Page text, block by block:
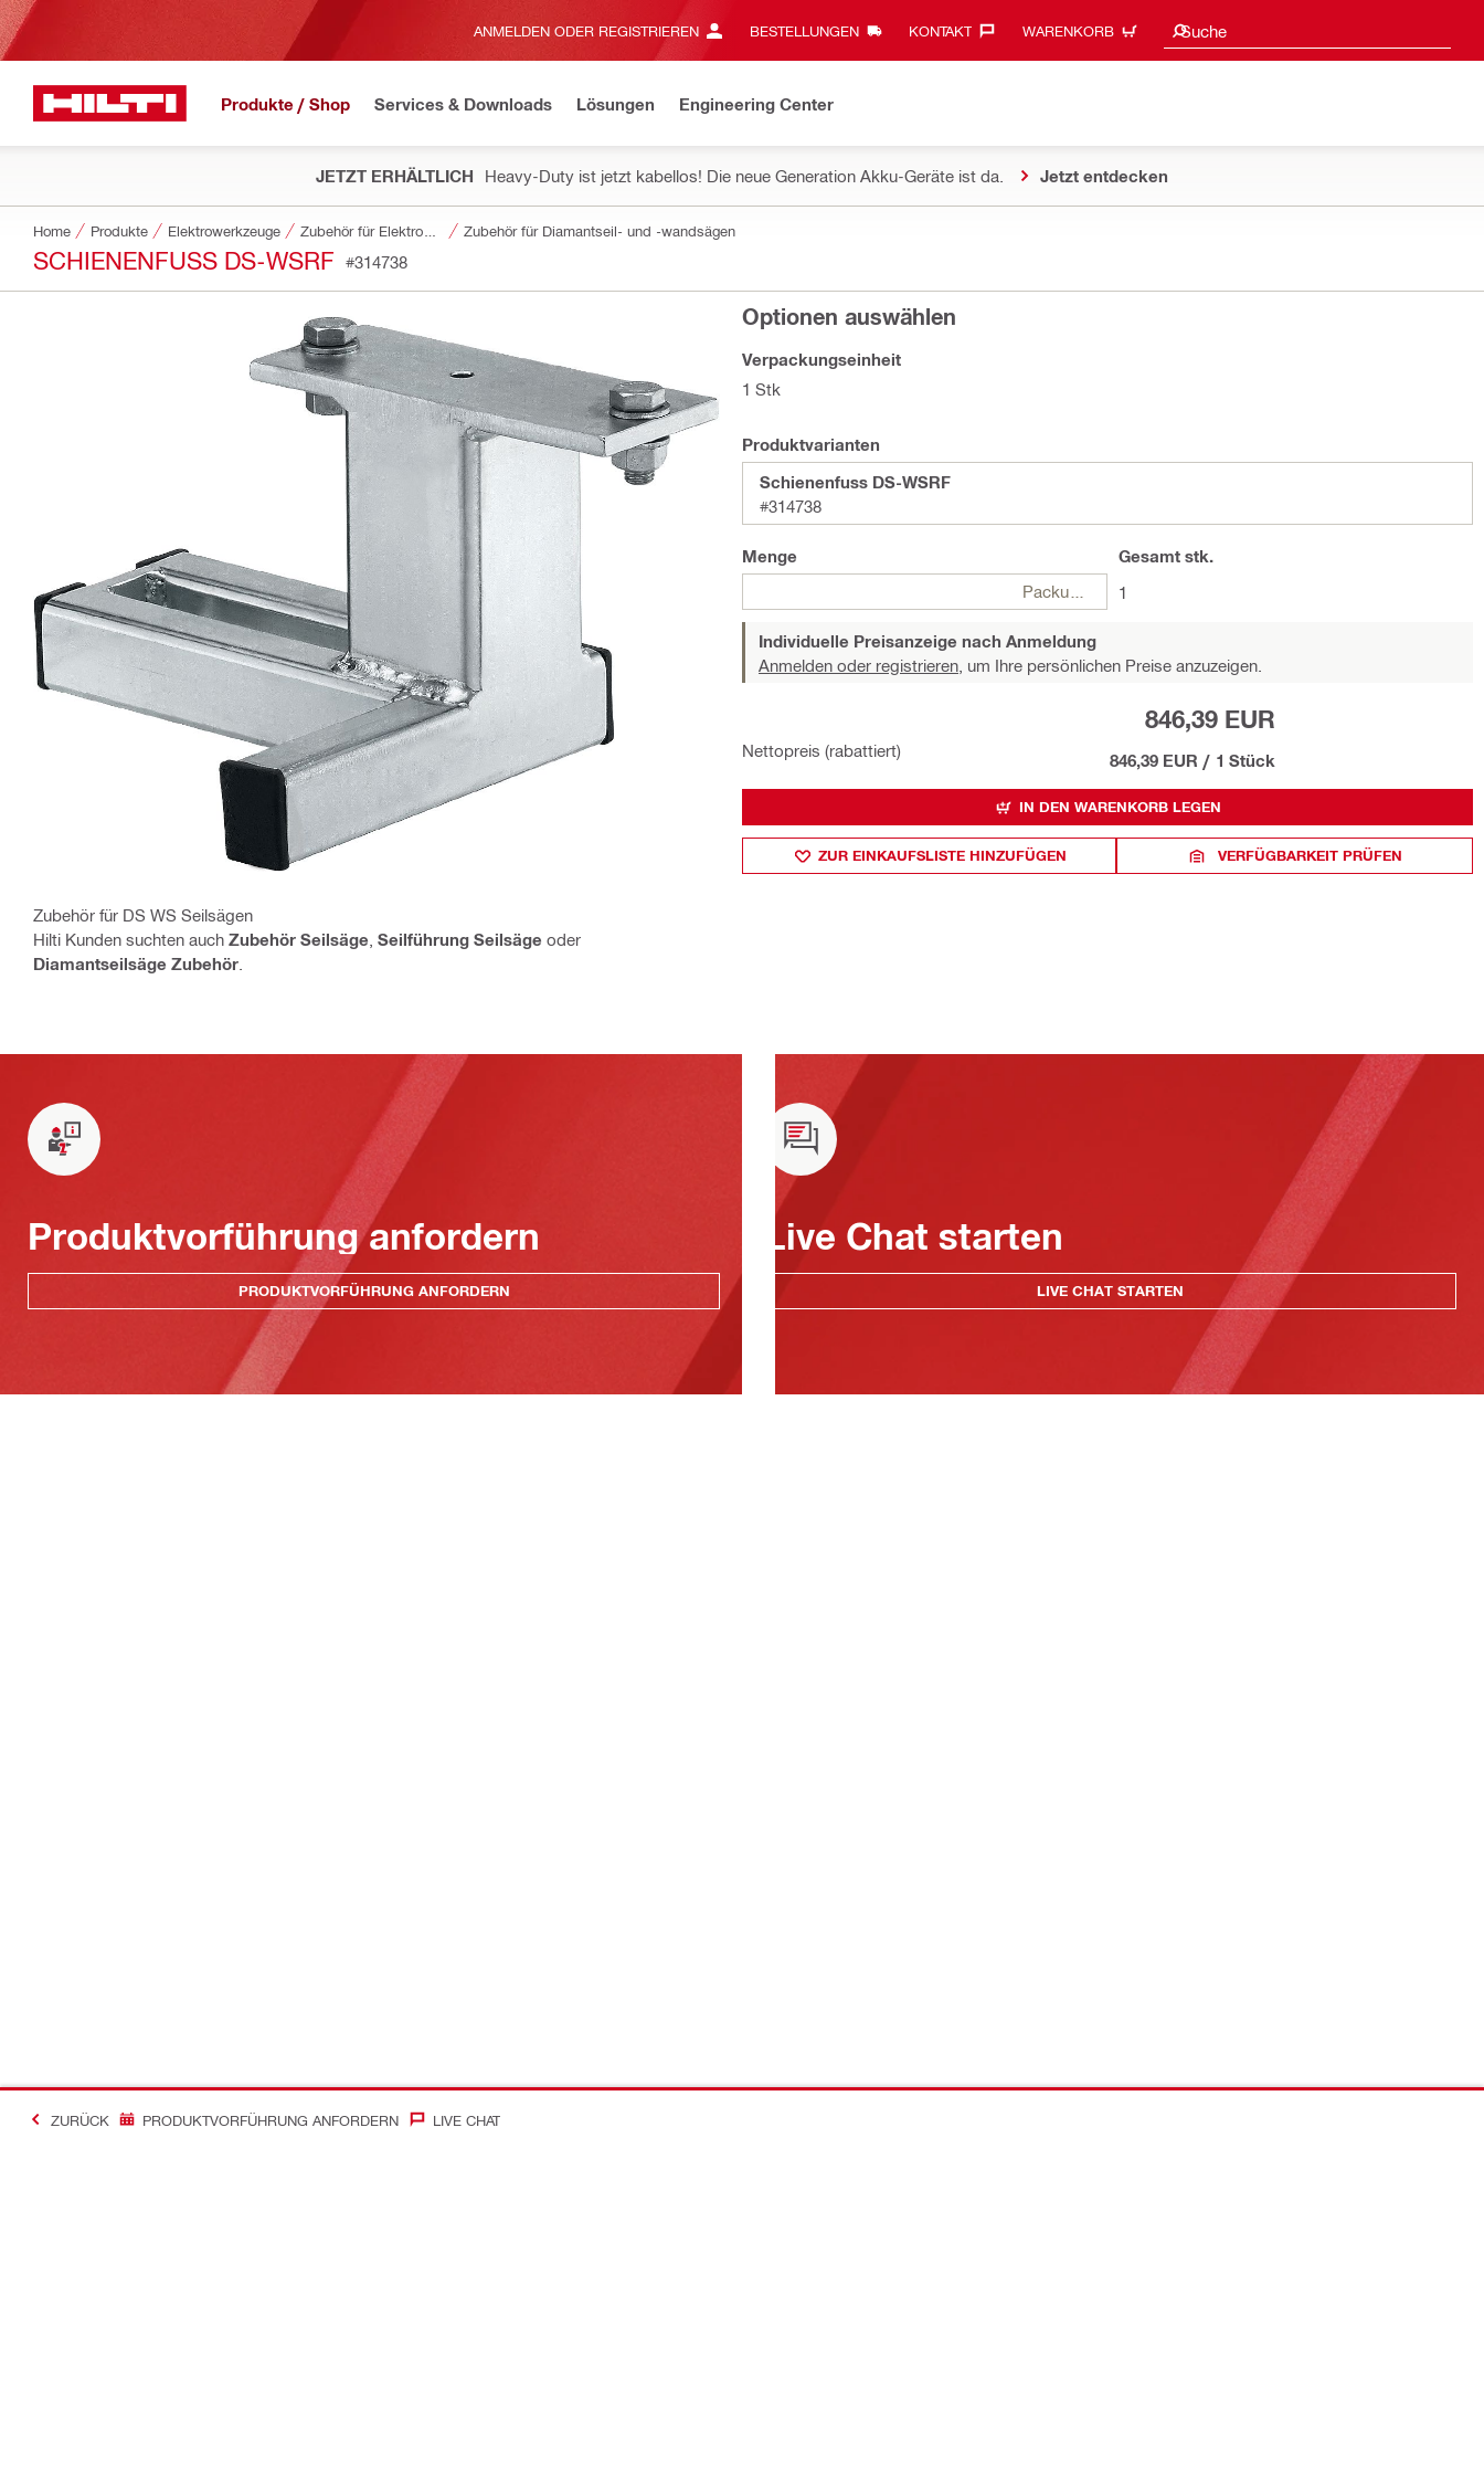
ANMELDEN ODER REGISTRIEREN BESTELLUNGEN KONTAKT‎ WARENKORB Suche
Suchvorschläge
Produkte / Shop Services & Downloads Lösungen Engineering Center
JETZT ERHÄLTLICH Heavy-Duty ist jetzt kabellos! Die neue Generation Akku-Geräte ist da. Jetzt entdecken
Home Produkte Elektrowerkzeuge Zubehör für Diamantseil- und -wandsägen
SCHIENENFUSS DS-WSRF #314738
Zubehör für DS WS Seilsägen
Hilti Kunden suchten auch Zubehör Seilsäge Seilführung Seilsäge oder
Diamantseilsäge Zubehör
Optionen auswählen
Verpackungseinheit
1 Stk
Produktvarianten
Schienenfuss DS-WSRF
#314738
Menge
Gesamt stk.
1
Individuelle Preisanzeige nach Anmeldung
Anmelden oder registrieren, um Ihre persönlichen Preise anzuzeigen.
Nettopreis (rabattiert)
846,39 EUR
846,39 EUR / 1 Stück
IN DEN WARENKORB LEGEN
ZUR EINKAUFSLISTE HINZUFÜGEN VERFÜGBARKEIT PRÜFEN
Produktvorführung anfordern
PRODUKTVORFÜHRUNG ANFORDERN
Live Chat starten
LIVE CHAT STARTEN
ZURÜCK PRODUKTVORFÜHRUNG ANFORDERN LIVE CHAT